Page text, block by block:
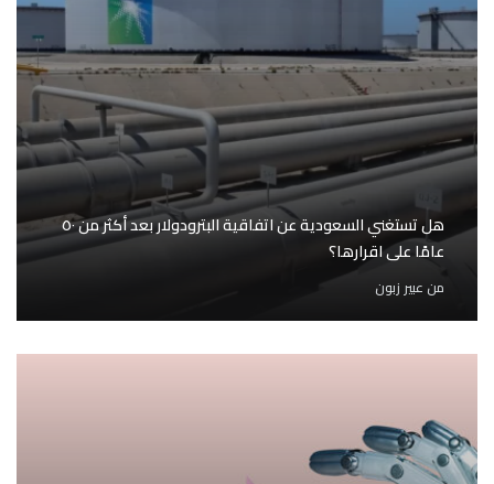
هل تستغني السعودية عن اتفاقية البترودولار بعد أكثر من ٥٠
عامًا على اقرارها؟
من عبير زبون